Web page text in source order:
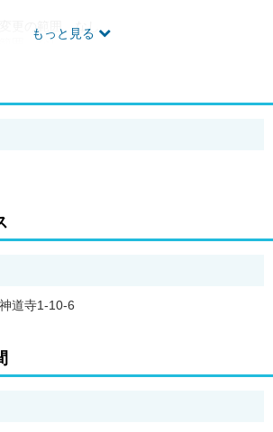
もっと見る
更の範囲 なし
範囲 なし
める禁止行為・懲戒事由等に該当しない場
が可能です。
道寺1-10-6